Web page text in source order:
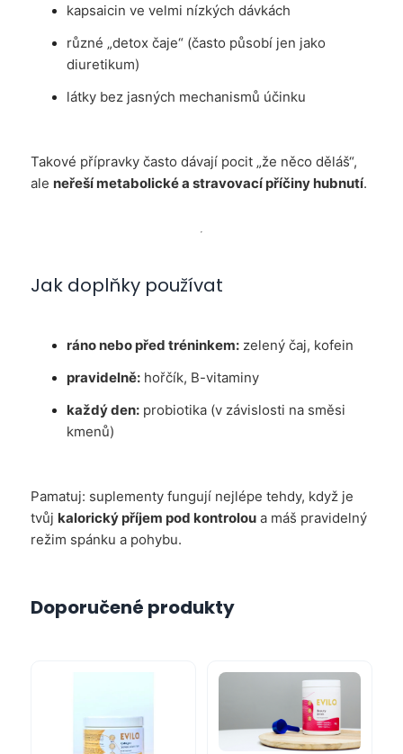
kapsaicin ve velmi nízkých dávkách
různé „detox čaje“ (často působí jen jako
diuretikum)
látky bez jasných mechanismů účinku
Takové přípravky často dávají pocit „že něco děláš“,
ale neřeší metabolické a stravovací příčiny hubnutí.
Jak doplňky používat
ráno nebo před tréninkem: zelený čaj, kofein
pravidelně: hořčík, B-vitaminy
každý den: probiotika (v závislosti na směsi
kmenů)
Pamatuj: suplementy fungují nejlépe tehdy, když je
tvůj kalorický příjem pod kontrolou a máš pravidelný
režim spánku a pohybu.
Doporučené produkty